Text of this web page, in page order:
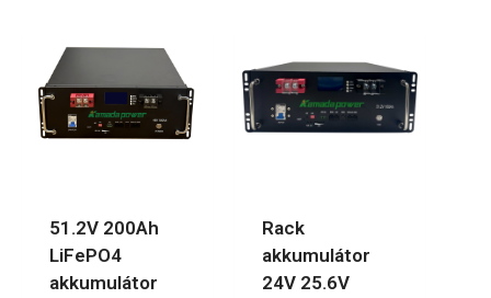
51.2V 200Ah
LiFePO4
akkumulátor
Rack
akkumulátor
24V 25.6V